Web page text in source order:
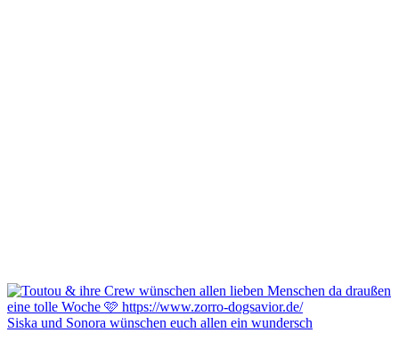
Siska und Sonora wünschen euch allen ein wundersch